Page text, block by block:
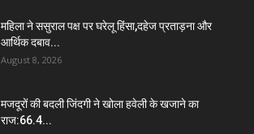
महिला ने ससुराल पक्ष पर घरेलू हिंसा,दहेज प्रताड़ना और
आर्थिक दबाव...
August 8, 2026
मजदूरों की बदली जिंदगी ने खोला हवेली के खजाने का
राज:66.4...